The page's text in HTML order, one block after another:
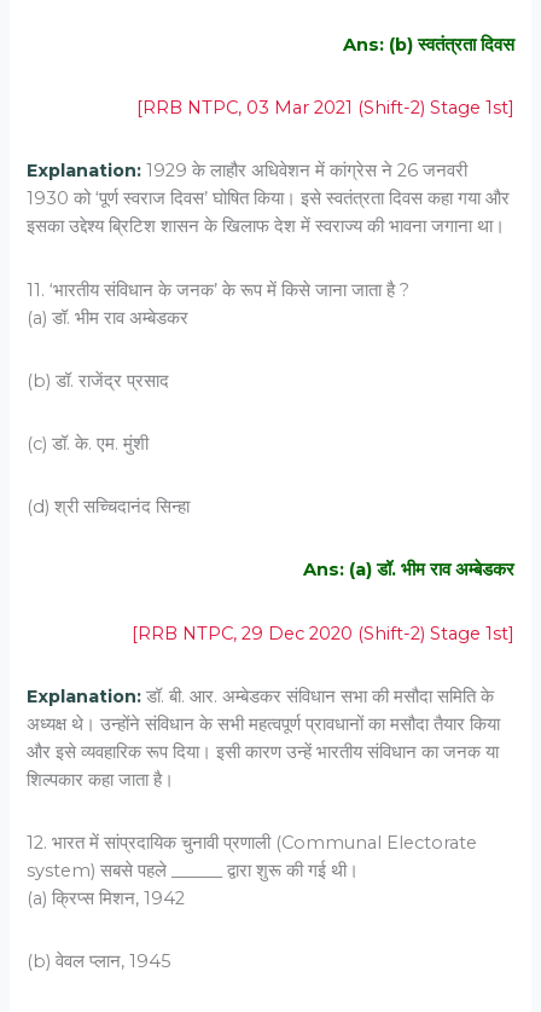
Ans: (b) स्वतंत्रता दिवस
[RRB NTPC, 03 Mar 2021 (Shift-2) Stage 1st]
Explanation:1929 के लाहौर अधिवेशन में कांग्रेस ने 26 जनवरी
1930 को ‘पूर्ण स्वराज दिवस’ घोषित किया। इसे स्वतंत्रता दिवस कहा गया और
इसका उद्देश्य ब्रिटिश शासन के खिलाफ देश में स्वराज्य की भावना जगाना था।
11. ‘भारतीय संविधान के जनक’ के रूप में किसे जाना जाता है ?
(a) डॉ. भीम राव अम्बेडकर
(b) डॉ. राजेंद्र प्रसाद
(c) डॉ. के. एम. मुंशी
(d) श्री सच्चिदानंद सिन्हा
Ans: (a) डॉ. भीम राव अम्बेडकर
[RRB NTPC, 29 Dec 2020 (Shift-2) Stage 1st]
Explanation:डॉ. बी. आर. अम्बेडकर संविधान सभा की मसौदा समिति के
अध्यक्ष थे। उन्होंने संविधान के सभी महत्वपूर्ण प्रावधानों का मसौदा तैयार किया
और इसे व्यवहारिक रूप दिया। इसी कारण उन्हें भारतीय संविधान का जनक या
शिल्पकार कहा जाता है।
12. भारत में सांप्रदायिक चुनावी प्रणाली (Communal Electorate
system) सबसे पहले ______ द्वारा शुरू की गई थी।
(a) क्रिप्स मिशन, 1942
(b) वेवल प्लान, 1945